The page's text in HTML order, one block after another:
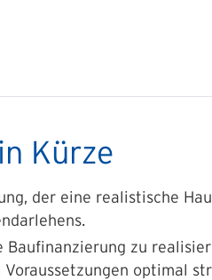
Kürze
der eine realistische
zu
optimal